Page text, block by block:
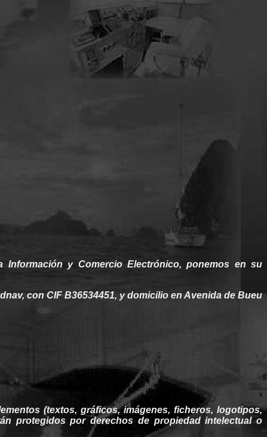
Información y Comercio Electrónico,ponemos ensu
, con CIF B36534451, y domicilio en Avenida de Bueu
(textos, gráficos,imágenes, ficheros, logotipos,
protegidosporderechos de propiedadintelectual o